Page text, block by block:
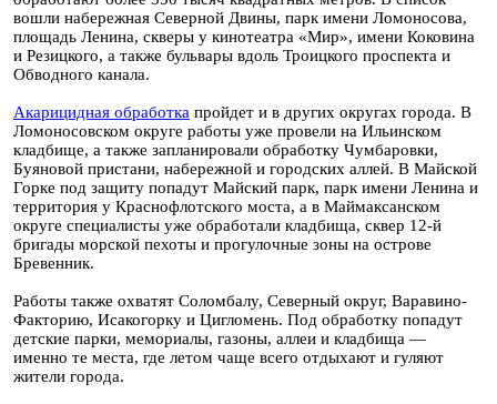
вошли набережная Северной Двины, парк имени Ломоносова,
площадь Ленина, скверы у кинотеатра «Мир», имени Коковина
и Резицкого, а также бульвары вдоль Троицкого проспекта и
Обводного канала.
Акарицидная обработка пройдет и в других округах города. В
Ломоносовском округе работы уже провели на Ильинском
кладбище, а также запланировали обработку Чумбаровки,
Буяновой пристани, набережной и городских аллей. В Майской
Горке под защиту попадут Майский парк, парк имени Ленина и
территория у Краснофлотского моста, а в Маймаксанском
округе специалисты уже обработали кладбища, сквер 12-й
бригады морской пехоты и прогулочные зоны на острове
Бревенник.
Работы также охватят Соломбалу, Северный округ, Варавино-
Факторию, Исакогорку и Цигломень. Под обработку попадут
детские парки, мемориалы, газоны, аллеи и кладбища —
именно те места, где летом чаще всего отдыхают и гуляют
жители города.